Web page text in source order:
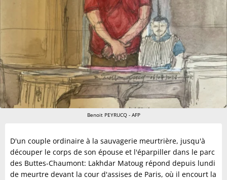
Benoit PEYRUCQ - AFP
D'un couple ordinaire à la sauvagerie meurtrière, jusqu'à
découper le corps de son épouse et l'éparpiller dans le parc
des Buttes-Chaumont: Lakhdar Matoug répond depuis lundi
de meurtre devant la cour d'assises de Paris, où il encourt la